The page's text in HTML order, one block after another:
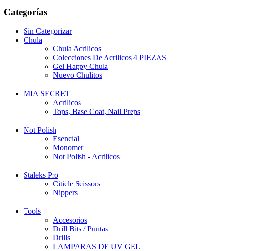
Categorías
Sin Categorizar
Chula
Chula Acrilicos
Colecciones De Acrilicos 4 PIEZAS
Gel Happy Chula
Nuevo Chulitos
MIA SECRET
Acrilicos
Tops, Base Coat, Nail Preps
Not Polish
Esencial
Monomer
Not Polish - Acrilicos
Staleks Pro
Citicle Scissors
Nippers
Tools
Accesorios
Drill Bits / Puntas
Drills
LAMPARAS DE UV GEL